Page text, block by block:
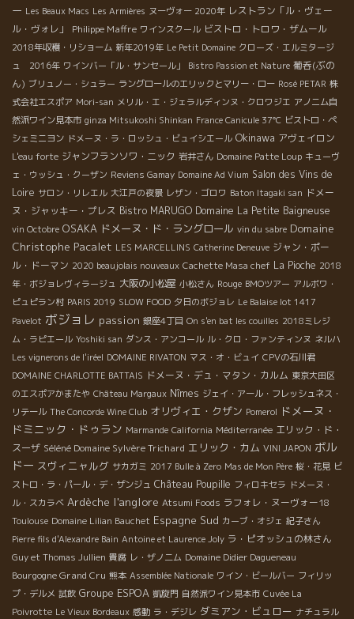
ー Les Beaux Macs Les Armières ヌーヴォー 2020年 レストラン「ル・ヴェー
ル・ヴォレ」
Philippe Maffre ワインスクール ビストロ・トロワ・ザムール
2018年収穫・リショーム 新年2019年 Le Petit Domaine クローズ・エルミタージ
ュ 2016年 ワインバー「ル・サンセール」 Bistro Passion et Nature 葡呑(ぶの
ん) ブリュノー・シュラー ラングロールのエリックとマリー・ロー Rosé PETAR 株
式会社エスポア Mori-san メリル・エ・ジェラルディンヌ・クロワジエ アノニム自
然派ワイン見本市 ginza Mitsukoshi Shinkan France Canicule 37℃ ビストロ・ペ
シェミニヨン ドメーヌ・ラ・ロッシュ・ビュイシエール Okinawa アヴェイロン
L'eau forte ジャンフランソワ・ニック 岩井さん Domaine Patte Loup キューヴ
ェ・ウッシュ・クーザン Reviens Gamay Domaine Ad Vium Salon des Vins de
Loire サロン・リレエル 大江戸の夜景 レザン・ゴロワ Baton Itagaki san ドメー
ヌ・ジャッキー・プレス Bistro MARUGO Domaine La Petite Baigneuse
vin Octobre OSAKA ドメーヌ・ド・ラングロール vin du sabre Domaine
Christophe Pacalet LES MARCELLINS Catherine Deneuve ジャン・ポー
ル・ドーマン 2020 beaujolais nouveaux Cachette Masa chef La Pioche 2018
年・ボジョレヴィラージュ 大阪の小松屋 小松さん Rouge BMOツアー アルボワ・
ピュピラン村 PARIS 2019 SLOW FOOD 夕日のボジョレ Le Balaise lot 1417
Pavelot ボジョレ passion 銀座4丁目 On s'en bat les couilles 2018ミレジ
ム・ラピエール Yoshiki san ダンス・アンコール ル・クロ・ファンティンヌ ネルハ
Les vignerons de l'iréel DOMAINE RIVATON マス・オ・ビュイ CPVの石川君
DOMAINE CHARLOTTE BATTAIS ドメーヌ・デュ・マタン・カルム 東京大田区
のエスポアかまたや Château Margaux Nîmes ジェイ・アール・フレッシュネス・
リテール The Concorde Wine Club オリヴィエ・クザン Pomerol ドメーヌ・
ドミニック・ドゥラン Marmande California Méditerranée エリック・ド・
スーザ Séléné Domaine Sylvère Trichard エリック・カム VINI JAPON ボル
ドー スヴィニャルグ サカガミ 2017 Bulle à Zero Mas de Mon Père 桜・花見 ビ
ストロ・ラ・パール・デ・ザンジュ Château Poupille フィロキセラ ドメーヌ・
ル・スカラベ Ardèche l'anglore Atsumi Foods ラフォレ・ヌーヴォー18
Toulouse Domaine Lilian Bauchet Espagne Sud カーブ・オジェ 紀子さん
Pierre fils d'Alexandre Bain Antoine et Laurence Joly ラ・ピオッシュの林さん
Guy et Thomas Jullien 貴腐 レ・ザノ二ム Domaine Didier Dagueneau
Bourgogne Grand Cru 熊本 Assemblée Nationale ワイン・ビールバー フィリッ
プ・デルメ 試飲 Groupe ESPOA 凱旋門 自然派ワイン見本市 Cuvée La
Poivrotte Le Vieux Bordeaux 感動 ラ・デジレ ダミアン・ビュロー ナチュラル